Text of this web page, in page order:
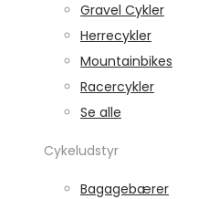
Gravel Cykler
Herrecykler
Mountainbikes
Racercykler
Se alle
Cykeludstyr
Bagagebærer